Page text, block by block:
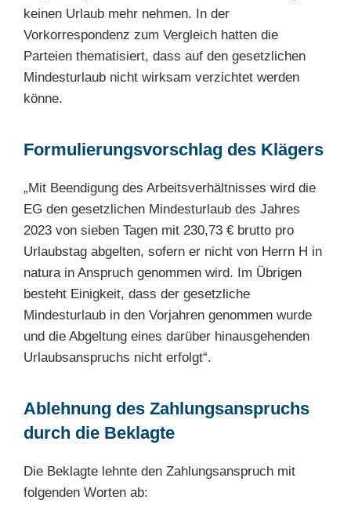
keinen Urlaub mehr nehmen. In der
Vorkorrespondenz zum Vergleich hatten die
Parteien thematisiert, dass auf den gesetzlichen
Mindesturlaub nicht wirksam verzichtet werden
könne.
Formulierungsvorschlag des Klägers
„Mit Beendigung des Arbeitsverhältnisses wird die
EG den gesetzlichen Mindesturlaub des Jahres
2023 von sieben Tagen mit 230,73 € brutto pro
Urlaubstag abgelten, sofern er nicht von Herrn H in
natura in Anspruch genommen wird. Im Übrigen
besteht Einigkeit, dass der gesetzliche
Mindesturlaub in den Vorjahren genommen wurde
und die Abgeltung eines darüber hinausgehenden
Urlaubsanspruchs nicht erfolgt“.
Ablehnung des Zahlungsanspruchs
durch die Beklagte
Die Beklagte lehnte den Zahlungsanspruch mit
folgenden Worten ab: